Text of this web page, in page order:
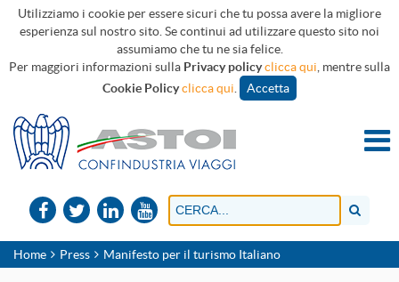
Utilizziamo i cookie per essere sicuri che tu possa avere la migliore
esperienza sul nostro sito. Se continui ad utilizzare questo sito noi
assumiamo che tu ne sia felice.
Per maggiori informazioni sulla Privacy policyclicca qui , mentre sulla
Cookie Policyclicca qui Accetta
Home Press Manifesto per il turismo Italiano